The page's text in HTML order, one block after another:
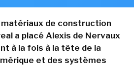
de construction
a placé Alexis de Nervaux
à la fois à la tête de la
et des systèmes